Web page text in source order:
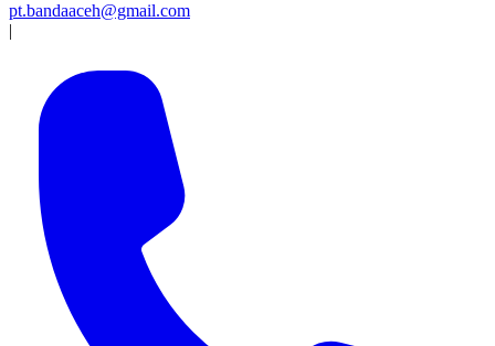
pt.bandaaceh@gmail.com
|